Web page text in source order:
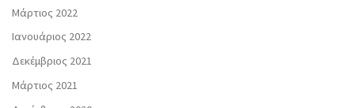
Μάρτιος 2022
Ιανουάριος 2022
Δεκέμβριος 2021
Μάρτιος 2021